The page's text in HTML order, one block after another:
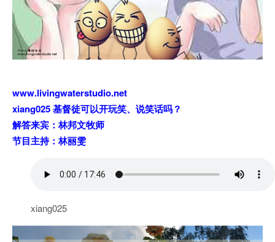
www.livingwaterstudio.net
xiang025 基督徒可以开玩笑、说笑话吗？
解答来宾：林邦文牧师
节目主持：林丽雯
xiang025